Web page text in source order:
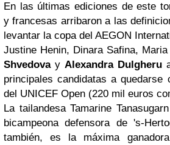
En las últimas ediciones de este
y francesas arribaron a las
levantar la copa del AEGON
Justine Henin, Dinara Safina,
Shvedovay Alexandra Dulgheru
principales candidatas a quedarse
del UNICEF Open (220 mil euros
La tailandesa Tamarine
bicampeona defensora de 's-
también, es la máxima